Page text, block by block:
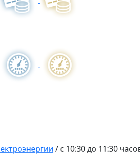
/ с 10:30 до 11:30